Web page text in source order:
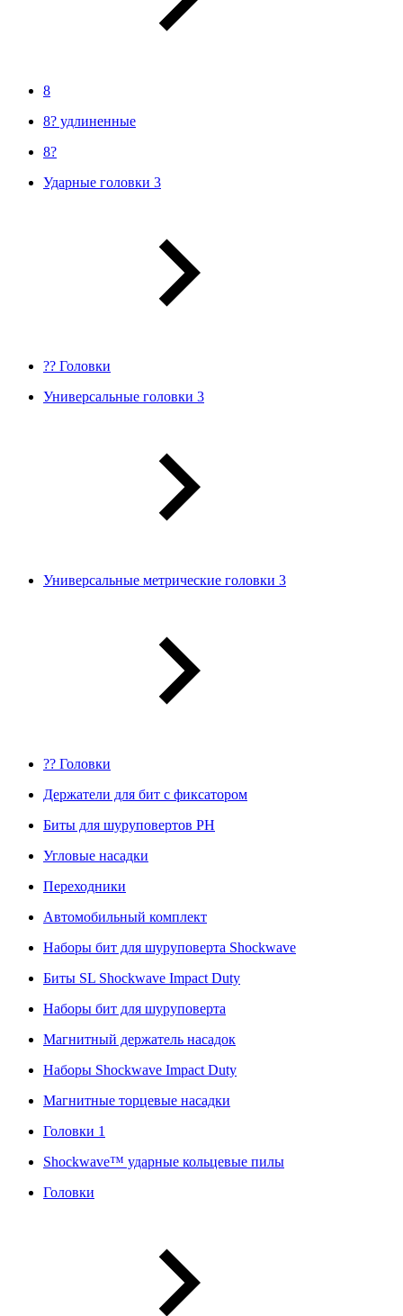
8
8? удлиненные
8?
Ударные головки 3
?? Головки
Универсальные головки 3
Универсальные метрические головки 3
?? Головки
Держатели для бит с фиксатором
Биты для шуруповертов PH
Угловые насадки
Переходники
Автомобильный комплект
Наборы бит для шуруповерта Shockwave
Биты SL Shockwave Impact Duty
Наборы бит для шуруповерта
Магнитный держатель насадок
Наборы Shockwave Impact Duty
Магнитные торцевые насадки
Головки 1
Shockwave™ ударные кольцевые пилы
Головки